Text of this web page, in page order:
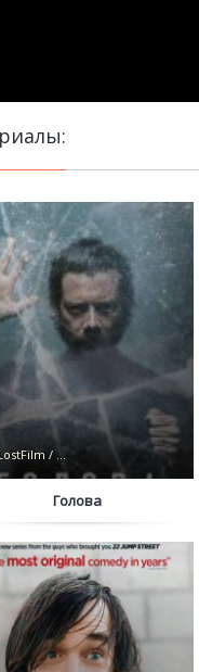
/ HBO
Голова